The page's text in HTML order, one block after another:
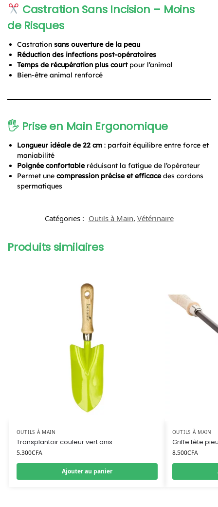
Castration Sans Incision – Moins
de Risques
Castration sans ouverture de la peau
Réduction des infections post-opératoires
Temps de récupération plus courtpour l’animal
Bien-être animal renforcé
🖐️ Prise en Main Ergonomique
Longueur idéale de 22 cm : parfait équilibre entre force et
maniabilité
Poignée confortableréduisant la fatigue de l’opérateur
Permet une compression précise et efficacedes cordons
spermatiques
Catégories : Outils à Main, Vétérinaire
Produits similaires
OUTILS À MAIN
Transplantoir couleur vert anis
5.300CFA
Ajouter au panier
OUTILS À MAIN
Griffe tête
8.500CFA